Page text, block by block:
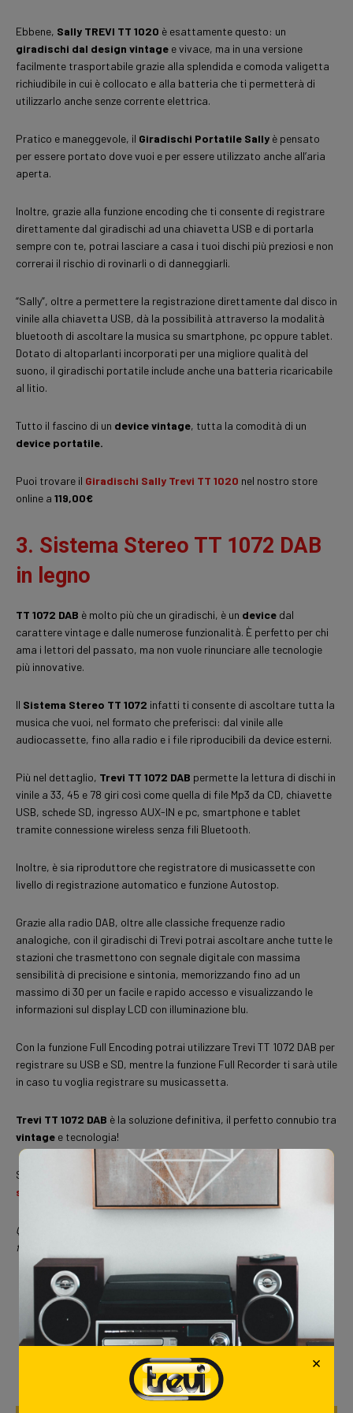
Ebbene, Sally TREVI TT 1020 è esattamente questo: un
giradischi dal design vintage e vivace, ma in una versione
facilmente trasportabile grazie alla splendida e comoda valigetta
richiudibile in cui è collocato e alla batteria che ti permetterà di
utilizzarlo anche senze corrente elettrica.
Pratico e maneggevole, il Giradischi Portatile Sally è pensato
per essere portato dove vuoi e per essere utilizzato anche all’aria
aperta.
Inoltre, grazie alla funzione encoding che ti consente di registrare
direttamente dal giradischi ad una chiavetta USB e di portarla
sempre con te, potrai lasciare a casa i tuoi dischi più preziosi e non
correrai il rischio di rovinarli o di danneggiarli.
“Sally”, oltre a permettere la registrazione direttamente dal disco in
vinile alla chiavetta USB, dà la possibilità attraverso la modalità
bluetooth di ascoltare la musica su smartphone, pc oppure tablet.
Dotato di altoparlanti incorporati per una migliore qualità del
suono, il giradischi portatile include anche una batteria ricaricabile
al litio.
Tutto il fascino di un device vintage, tutta la comodità di un
device portatile.
Puoi trovare il Giradischi Sally Trevi TT 1020 nel nostro store
online a 119,00€
3. Sistema Stereo TT 1072 DAB
in legno
TT 1072 DAB è molto più che un giradischi, è un device dal
carattere vintage e dalle numerose funzionalità. È perfetto per chi
ama i lettori del passato, ma non vuole rinunciare alle tecnologie
più innovative.
Il Sistema Stereo TT 1072 infatti ti consente di ascoltare tutta la
musica che vuoi, nel formato che preferisci: dal vinile alle
audiocassette, fino alla radio e i file riproducibili da device esterni.
Più nel dettaglio, Trevi TT 1072 DAB permette la lettura di dischi in
vinile a 33, 45 e 78 giri così come quella di file Mp3 da CD, chiavette
USB, schede SD, ingresso AUX-IN e pc, smartphone e tablet
tramite connessione wireless senza fili Bluetooth.
Inoltre, è sia riproduttore che registratore di musicassette con
livello di registrazione automatico e funzione Autostop.
Grazie alla radio DAB, oltre alle classiche frequenze radio
analogiche, con il giradischi di Trevi potrai ascoltare anche tutte le
stazioni che trasmettono con segnale digitale con massima
sensibilità di precisione e sintonia, memorizzando fino ad un
massimo di 30 per un facile e rapido accesso e visualizzando le
informazioni sul display LCD con illuminazione blu.
Con la funzione Full Encoding potrai utilizzare Trevi TT 1072 DAB per
registrare su USB e SD, mentre la funzione Full Recorder ti sarà utile
in caso tu voglia registrare su musicassetta.
Trevi TT 1072 DAB è la soluzione definitiva, il perfetto connubio tra
vintage e tecnologia!
Se non puoi più fare a meno di questo gioiello, puoi trovare
sistema stereo TREVI TT 1072 DABsullo store Trevi a
Quanti bei ricordi ti sono tornati alla mente ripensando a questi
fantastici
TAGS: DEVICE MUSICA VINTAGE
DEVICE VINTAGE
GIRADISCHI VINTAGE
OGGETTI VINTAGE ×